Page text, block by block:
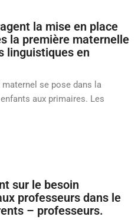
la mise en place
la première maternelle
linguistiques en
se pose dans la
aux primaires. Les
sur le besoin
professeurs dans le
– professeurs.